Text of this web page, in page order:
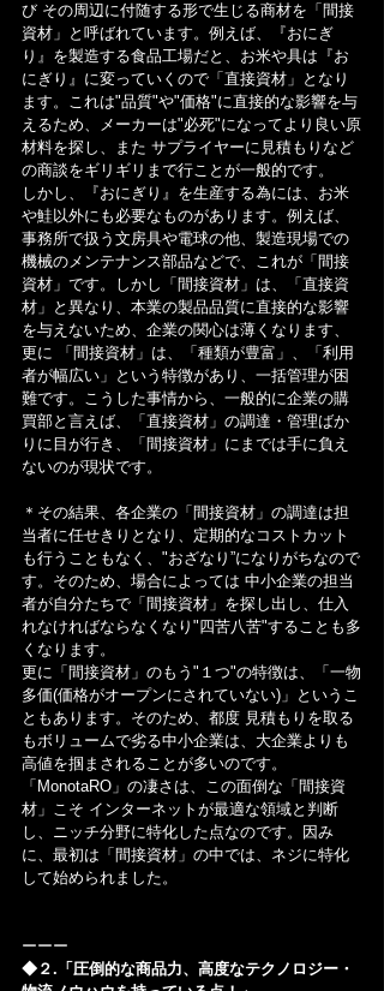
び その周辺に付随する形で生じる商材を「間接
資材」と呼ばれています。例えば、『おにぎ
り』を製造する食品工場だと、お米や具は『お
にぎり』に変っていくので「直接資材」となり
ます。これは"品質"や"価格"に直接的な影響を与
えるため、メーカーは"必死"になってより良い原
材料を探し、また サプライヤーに見積もりなど
の商談をギリギリまで行ことが一般的です。
しかし、『おにぎり』を生産する為には、お米
や鮭以外にも必要なものがあります。例えば、
事務所で扱う文房具や電球の他、製造現場での
機械のメンテナンス部品などで、これが「間接
資材」です。しかし「間接資材」は、「直接資
材」と異なり、本業の製品品質に直接的な影響
を与えないため、企業の関心は薄くなります、
更に 「間接資材」は、「種類が豊富」、「利用
者が幅広い」という特徴があり、一括管理が困
難です。こうした事情から、一般的に企業の購
買部と言えば、「直接資材」の調達・管理ばか
りに目が行き、「間接資材」にまでは手に負え
ないのが現状です。
＊その結果、各企業の「間接資材」の調達は担
当者に任せきりとなり、定期的なコストカット
も行うこともなく、"おざなり”になりがちなので
す。そのため、場合によっては 中小企業の担当
者が自分たちで「間接資材」を探し出し、仕入
れなければならなくなり"四苦八苦"することも多
くなります。
更に「間接資材」のもう"１つ"の特徴は、「一物
多価(価格がオープンにされていない)」というこ
ともあります。そのため、都度 見積もりを取る
もボリュームで劣る中小企業は、大企業よりも
高値を掴まされることが多いのです。
「MonotaRO」の凄さは、この面倒な「間接資
材」こそ インターネットが最適な領域と判断
し、ニッチ分野に特化した点なのです。因み
に、最初は「間接資材」の中では、ネジに特化
して始められました。
ーーー
◆２.「圧倒的な商品力、高度なテクノロジー・